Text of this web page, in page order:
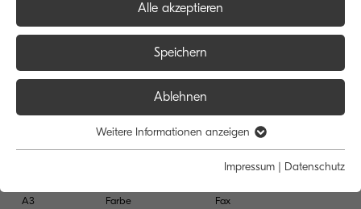
A3 Farbe
Funktion:
Scan
Fax
Alle akzeptieren
Speichern
Ablehnen
Weitere Informationen anzeigen
Impressum | Datenschutz